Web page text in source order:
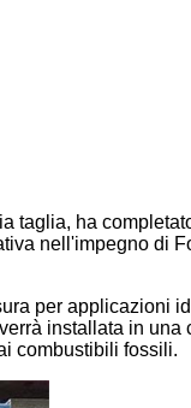
taglia, ha
nell'impegno di
per applicazioni
installata in
combustibili fossili.